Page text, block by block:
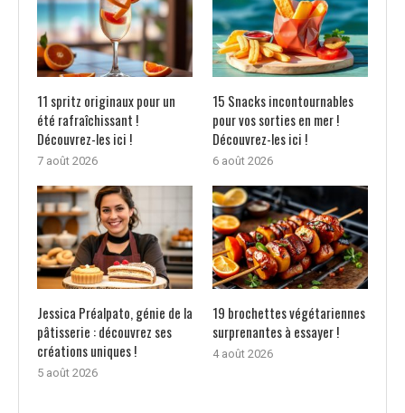
11 spritz originaux pour un
été rafraîchissant !
Découvrez-les ici !
7 août 2026
15 Snacks incontournables
pour vos sorties en mer !
Découvrez-les ici !
6 août 2026
Jessica Préalpato, génie de la
pâtisserie : découvrez ses
créations uniques !
5 août 2026
19 brochettes végétariennes
surprenantes à essayer !
4 août 2026